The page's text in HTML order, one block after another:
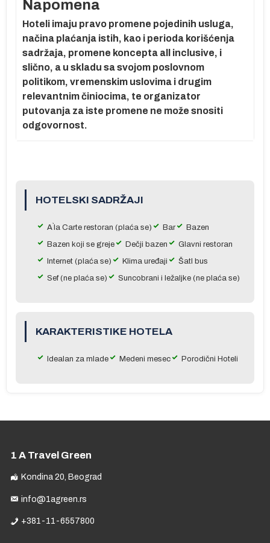
Napomena
Hoteli imaju pravo promene pojedinih usluga,
načina plaćanja istih, kao i perioda korišćenja
sadržaja, promene koncepta all inclusive, i
slično, a u skladu sa svojom poslovnom
politikom, vremenskim uslovima i drugim
relevantnim činiocima, te organizator
putovanja za iste promene ne može snositi
odgovornost.
HOTELSKI SADRŽAJI
A`la Carte restoran (plaća se) Bar
Bazen
Bazen koji se greje
Dečji bazen
Glavni restoran
Internet (plaća se)
Klima uređaji
Šatl bus
Sef (ne plaća se)
Suncobrani i ležaljke (ne plaća se)
KARAKTERISTIKE HOTELA
Idealan za mlade Medeni mesec Porodični Hoteli
1 A Travel Green
Kondina 20, Beograd
info@1agreen.rs
+381-11-6557800